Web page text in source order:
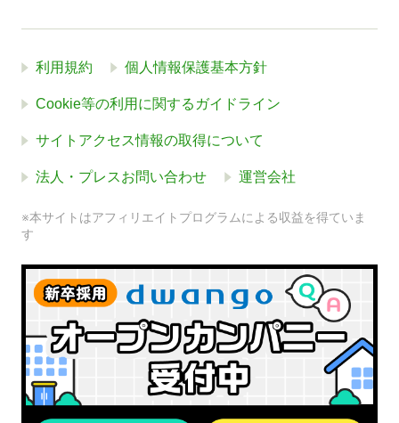
利用規約 個人情報保護基本方針
Cookie等の利用に関するガイドライン
サイトアクセス情報の取得について
法人・プレスお問い合わせ 運営会社
※本サイトはアフィリエイトプログラムによる収益を得ていま
す